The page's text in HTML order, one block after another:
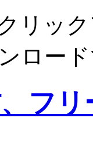
リッ
ロー
フ